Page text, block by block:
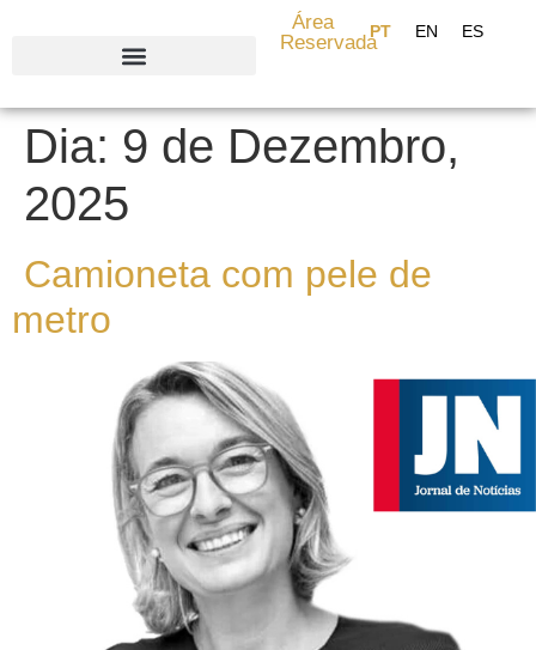
Área
Reservada
Dia: 9 de Dezembro,
2025
Camioneta com pele de
metro